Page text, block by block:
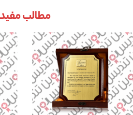
مطالب مفید